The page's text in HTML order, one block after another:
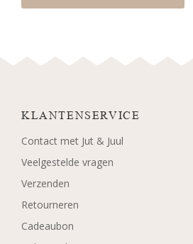
KLANTENSERVICE
Contact met Jut & Juul
Veelgestelde vragen
Verzenden
Retourneren
Cadeaubon